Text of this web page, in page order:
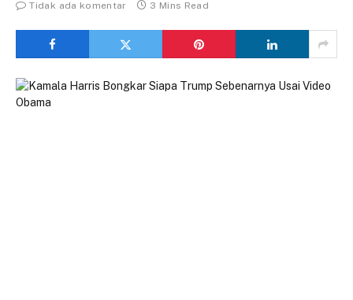
Tidak ada komentar
3 Mins Read